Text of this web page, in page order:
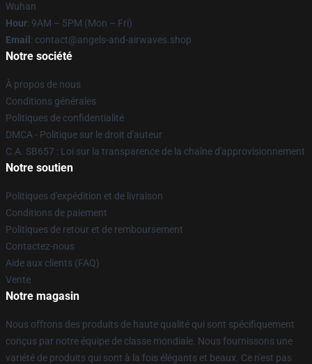
Wuhan
Hour: 9AM – 5PM (Mon – Fri)
Email : contact@angels-and-airwaves.shop
Notre société
À propos de nous
Conditions générales
Politiques de confidentialité
DMCA - Politique sur le droit d'auteur
C.A. SB657 : Loi sur la transparence de la chaîne d'approvisionnement
Notre soutien
Politiques d'expédition et de livraison
Conditions de paiement
Politiques de retour et de remboursement
Contactez-nous
Aide aux clients (FAQ)
Vente
Notre magasin
Nous offrons des produits de haute qualité qui sont spécifiquement
conçus par notre équipe de classe mondiale. Nous fournissons une
variété de produits qui sont à la fois élégants et beaux. Ce n'est pas